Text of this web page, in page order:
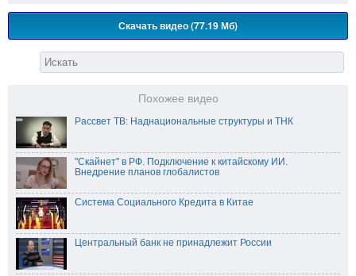
Скачать видео (77.19 Мб)
Похожее видео
Рассвет ТВ: Наднациональные структуры и ТНК
"Скайнет" в РФ. Подключение к китайскому ИИ.
Внедрение планов глобалистов
Система Социального Кредита в Китае
Центральный банк не принадлежит России